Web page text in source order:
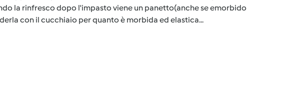
la rinfresco dopo l'impasto viene un panetto(anche se emorbido
con il cucchiaio per quanto è morbida ed elastica...